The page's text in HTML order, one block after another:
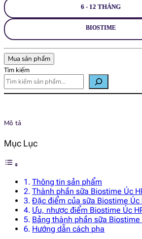
6 - 12 THÁNG
BIOSTIME
Mua sản phẩm
Tìm kiếm
Mô tả
Mục Lục
Thông tin sản phẩm
Thành phần sữa Biostime Úc
Đặc điểm của sữa Biostime Úc
Ưu, nhược điểm Biostime Úc
Bảng thành phần sữa Biostime
Hướng dẫn cách pha